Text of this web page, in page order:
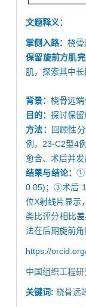
文题释义：
掌侧入路： 桡骨
保留旋前方肌完
肌，探索其中长
背景： 桡骨远
目的： 探讨保
方法：
回顾性
例，23-C2型4
愈合、术后并
结果与结论：①
0.05)；③术后
位X射线片显示
类比评分相比
法在后期旋前
https://
中国组织工程
关键词: 桡骨远